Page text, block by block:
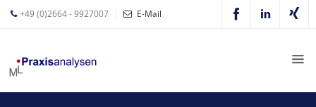
+49 (0)2664 - 9927007 E-Mail
Leyer
Expertisen